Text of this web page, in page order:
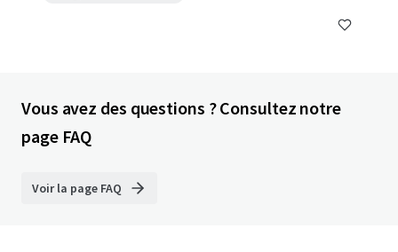
Vous avez des questions ? Consultez notre
page FAQ
Voir la page FAQ